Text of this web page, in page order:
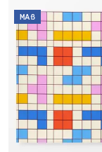
MAß